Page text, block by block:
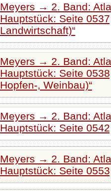
Meyers → 2. Band:
Hauptstück: Seite
Landwirtschaft)
Meyers → 2. Band:
Hauptstück: Seite
Hopfen-, Weinbau)
Meyers → 2. Band:
Hauptstück: Seite
Meyers → 2. Band:
Hauptstück: Seite